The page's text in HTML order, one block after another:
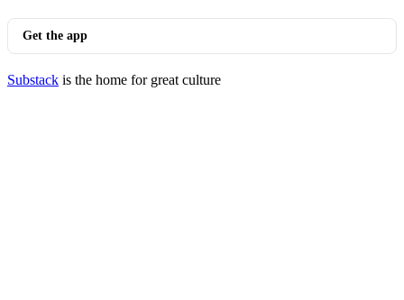
Get the app
Substack is the home for great culture